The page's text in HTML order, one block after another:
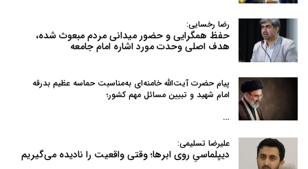
رضا رخسایی:
حفظ همگرایی و حضور میدانی مردم مبعوث شده،
هدف اصلی وحدت مورد اشاره امام جامعه
پیام حضرت آیت‌الله خامنه‌ای به‌مناسبت حماسه عظیم بدرقه
امام شهید و تبیین مسائل مهم کشور؛
…
علیرضا تسلیمی:
دیپلماسیِ روی ابرها؛ وقتی واقعیت را نادیده می‌گیریم